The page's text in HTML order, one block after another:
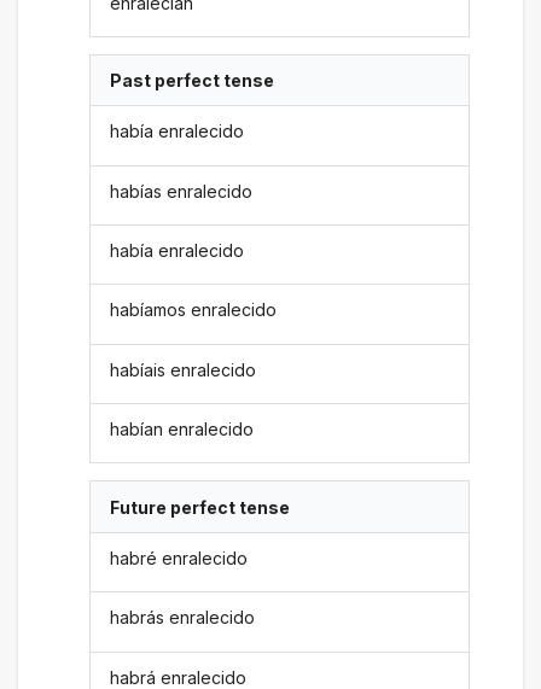
Past perfect tense
había enralecido
habías enralecido
había enralecido
habíamos enralecido
habíais enralecido
habían enralecido
Future perfect tense
habré enralecido
habrás enralecido
habrá enralecido